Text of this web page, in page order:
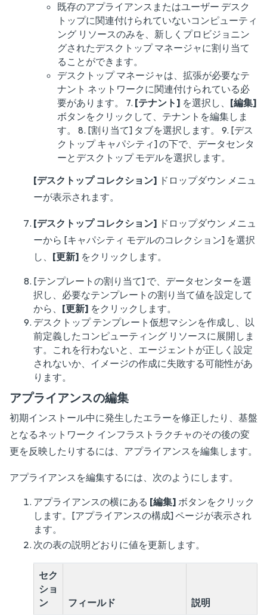
既存のアプライアンスまたはユーザー デスク
トップに関連付けられていないコンピューティ
ング リソースのみを、新しくプロビジョニン
グされたデスクトップ マネージャに割り当て
ることができます。
デスクトップ マネージャは、拡張が必要なテ
ナント ネットワークに関連付けられている必
要があります。 7. [テナント] を選択し、 [編集]
ボタンをクリックして、テナントを編集しま
す。 8. [割り当て] タブを選択します。 9. [デス
クトップ キャパシティ] の下で、データセンタ
ーとデスクトップ モデルを選択します。
[デスクトップ コレクション] ドロップダウン メニュ
ーが表示されます。
[デスクトップ コレクション] ドロップダウン メニュ
ーから [キャパシティ モデルのコレクション] を選択
し、 [更新] をクリックします。
[テンプレートの割り当て] で、データセンターを選
択し、必要なテンプレートの割り当て値を設定して
から、 [更新] をクリックします。
デスクトップ テンプレート仮想マシンを作成し、以
前定義したコンピューティング リソースに展開しま
す。これを行わないと、エージェントが正しく設定
されないか、イメージの作成に失敗する可能性があ
ります。
アプライアンスの編集
初期インストール中に発生したエラーを修正したり、基盤
となるネットワーク インフラストラクチャのその後の変
更を反映したりするには、アプライアンスを編集します。
アプライアンスを編集するには、次のようにします。
アプライアンスの横にある [編集] ボタンをクリック
します。[アプライアンスの構成] ページが表示され
ます。
次の表の説明どおりに値を更新します。
セク
ショ
ン
フィールド 説明